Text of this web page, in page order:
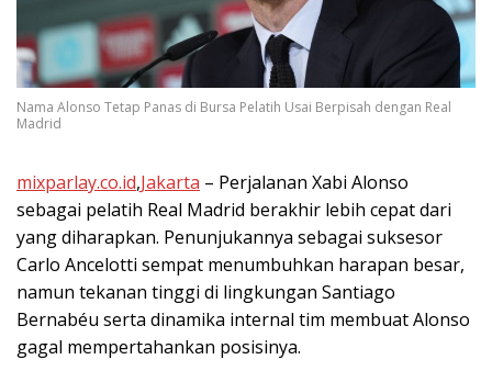
Nama Alonso Tetap Panas di Bursa Pelatih Usai Berpisah dengan Real
Madrid
mixparlay.co.id,Jakarta – Perjalanan Xabi Alonso
sebagai pelatih Real Madrid berakhir lebih cepat dari
yang diharapkan. Penunjukannya sebagai suksesor
Carlo Ancelotti sempat menumbuhkan harapan besar,
namun tekanan tinggi di lingkungan Santiago
Bernabéu serta dinamika internal tim membuat Alonso
gagal mempertahankan posisinya.